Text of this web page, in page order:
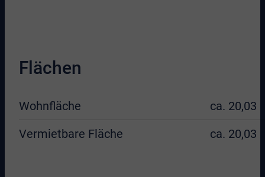
Flächen
Wohnfläche
ca. 20,03
Vermietbare Fläche
ca. 20,03